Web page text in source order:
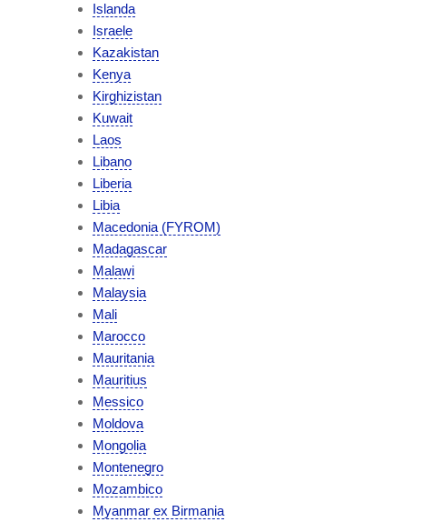
Islanda
Israele
Kazakistan
Kenya
Kirghizistan
Kuwait
Laos
Libano
Liberia
Libia
Macedonia (FYROM)
Madagascar
Malawi
Malaysia
Mali
Marocco
Mauritania
Mauritius
Messico
Moldova
Mongolia
Montenegro
Mozambico
Myanmar ex Birmania